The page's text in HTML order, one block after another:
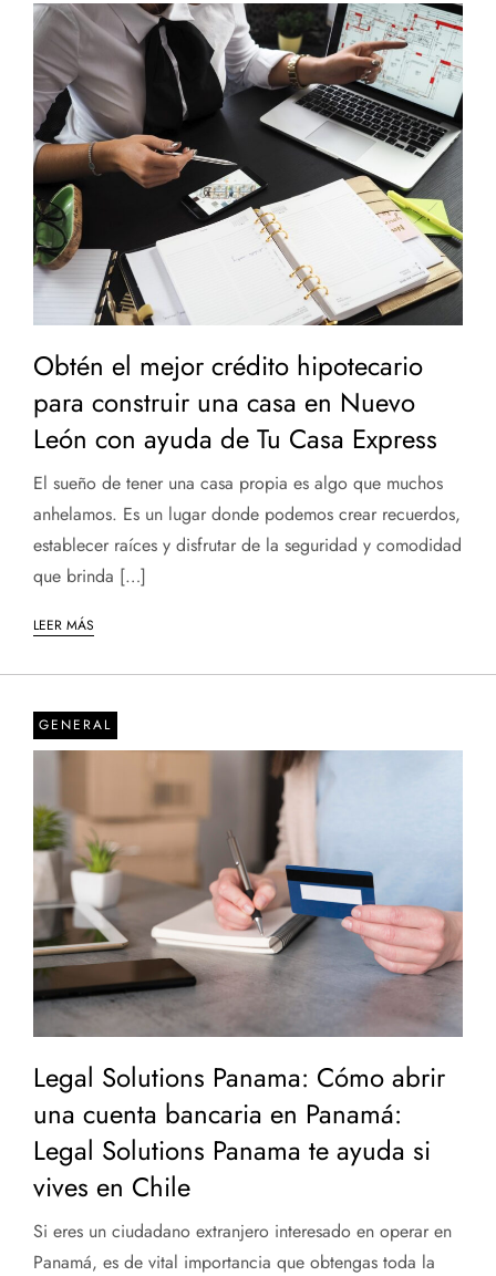
Obtén el mejor crédito hipotecario
para construir una casa en Nuevo
León con ayuda de Tu Casa Express
El sueño de tener una casa propia es algo que muchos
anhelamos. Es un lugar donde podemos crear recuerdos,
establecer raíces y disfrutar de la seguridad y comodidad
que brinda […]
LEER MÁS
GENERAL
Legal Solutions Panama: Cómo abrir
una cuenta bancaria en Panamá:
Legal Solutions Panama te ayuda si
vives en Chile
Si eres un ciudadano extranjero interesado en operar en
Panamá, es de vital importancia que obtengas toda la